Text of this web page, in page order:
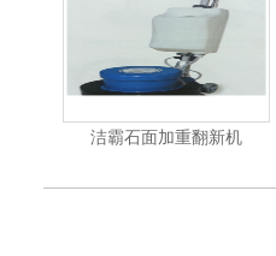
洁霸石面加重翻新机